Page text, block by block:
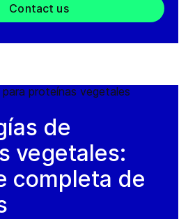
Contact us
de
vegetales:
completa de